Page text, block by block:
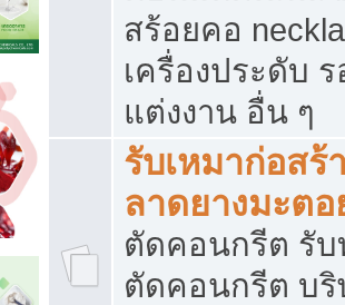
สร้อยคอ
เครื่องประดับ ร
แต่งงาน อื่น ๆ
รับเหมาก่อส
ลาดยางมะต
ตัดคอนกรีต รับ
ตัดคอนกรีต บริ